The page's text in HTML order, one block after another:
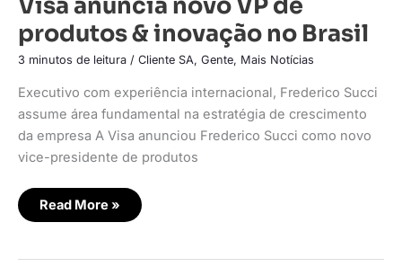
produtos & inovação no Brasil
3 minutos de leitura / Cliente SA, Gente, Mais Notícias
Executivo com experiência internacional, Frederico Succi
assume área fundamental na estratégia de crescimento
da empresa A Visa anunciou Frederico Succi como novo
vice-presidente de produtos
Read More »